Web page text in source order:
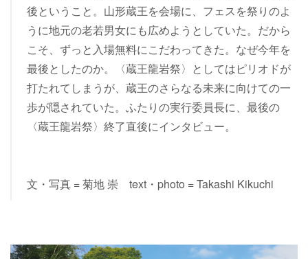
後ということ。山形蔵王を会場に、フェスを祭りのよ
うに地元の老若男女にも広めようとしていた。だから
こそ、ずっと入場無料にこだわってきた。なぜ今年を
最後としたのか。〈蔵王龍岩祭〉としてはピリオドが
打たれてしまうが、蔵王のさらなる未来に向けての一
歩が隠されていた。ふたりの実行委員長に、最後の
〈蔵王龍岩祭〉終了直後にインタビュー。
文・写真 = 菊地 崇 text・photo = Takashi Kikuchi